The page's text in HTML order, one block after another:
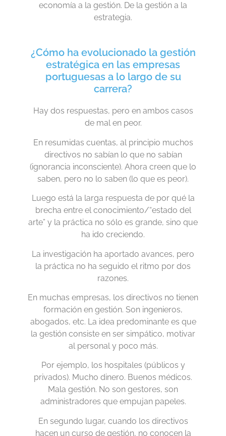
economía a la gestión. De la gestión a la
estrategia.
¿Cómo ha evolucionado la gestión
estratégica en las empresas
portuguesas a lo largo de su
carrera?
Hay dos respuestas, pero en ambos casos
de mal en peor.
En resumidas cuentas, al principio muchos
directivos no sabían lo que no sabían
(ignorancia inconsciente). Ahora creen que lo
saben, pero no lo saben (lo que es peor).
Luego está la larga respuesta de por qué la
brecha entre el conocimiento/“estado del
arte” y la práctica no sólo es grande, sino que
ha ido creciendo.
La investigación ha aportado avances, pero
la práctica no ha seguido el ritmo por dos
razones.
En muchas empresas, los directivos no tienen
formación en gestión. Son ingenieros,
abogados, etc. La idea predominante es que
la gestión consiste en ser simpático, motivar
al personal y poco más.
Por ejemplo, los hospitales (públicos y
privados). Mucho dinero. Buenos médicos.
Mala gestión. No son gestores, son
administradores que empujan papeles.
En segundo lugar, cuando los directivos
hacen un curso de gestión, no conocen la